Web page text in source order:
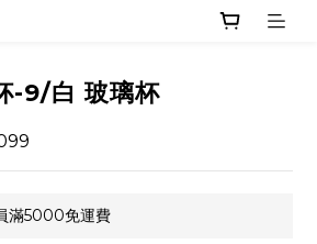
-9/白 玻璃杯
滿5000免運費